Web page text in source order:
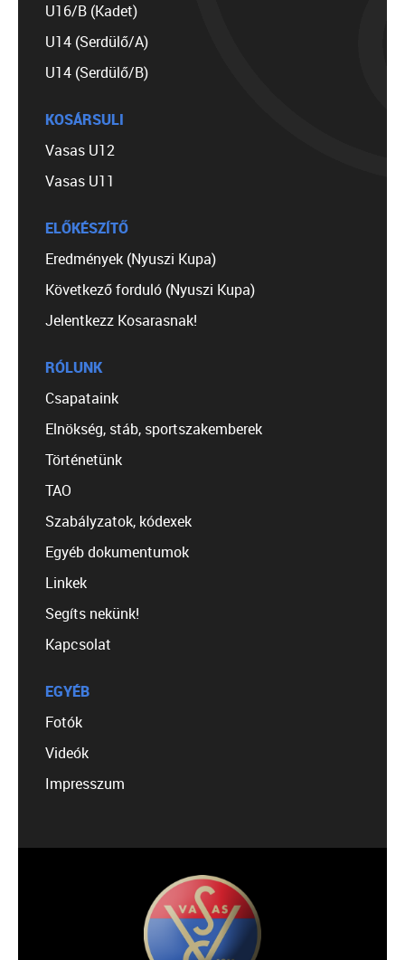
U16/B (Kadet)
U14 (Serdülő/A)
U14 (Serdülő/B)
KOSÁRSULI
Vasas U12
Vasas U11
ELŐKÉSZÍTŐ
Eredmények (Nyuszi Kupa)
Következő forduló (Nyuszi Kupa)
Jelentkezz Kosarasnak!
RÓLUNK
Csapataink
Elnökség, stáb, sportszakemberek
Történetünk
TAO
Szabályzatok, kódexek
Egyéb dokumentumok
Linkek
Segíts nekünk!
Kapcsolat
EGYÉB
Fotók
Videók
Impresszum